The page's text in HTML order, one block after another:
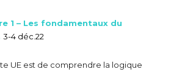
1 – Les fondamentaux du
3-4 déc.22
UE est de comprendre la logique